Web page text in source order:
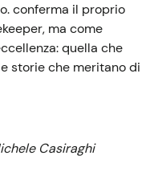
conferma il proprio
ma come
quella che
storie che meritano di
Casiraghi